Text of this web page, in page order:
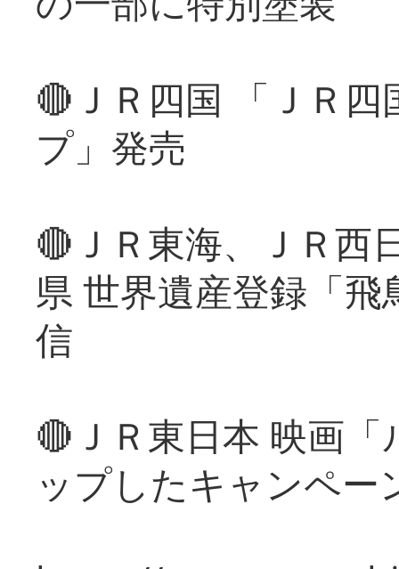
🔴ＪＲ四国 「ＪＲ
プ」発売
🔴ＪＲ東海、ＪＲ西
県 世界遺産登録「
信
🔴ＪＲ東日本 映画
ップしたキャンペー